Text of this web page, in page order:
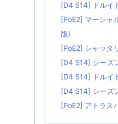
[D4 S14] ドルイ
[PoE2] マーシャ
版)
[PoE2] シャッタ
[D4 S14] シーズ
[D4 S14] ドルイ
[D4 S14] シーズ
[PoE2] アトラス